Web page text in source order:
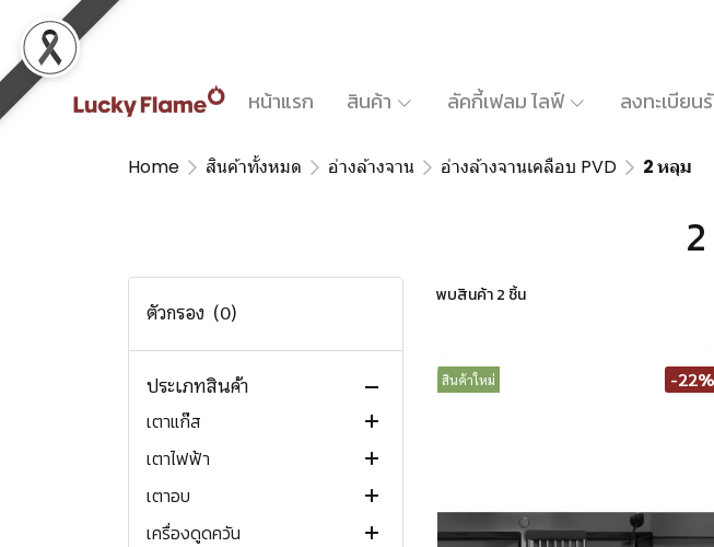
หน้าแรก สินค้า ลัคกี้เฟลม ไลฟ์ ลงทะเบียน
Home สินค้าทั้งหมด อ่างล้างจาน อ่างล้างจานเคลือบ PVD 2 หลุม
ตัวกรอง (0)
ประเภทสินค้า
สินค้าทั้งหมด
สินค้ามาใหม่ New arrivals
สินค้าแนะนำ Recommended
สินค้าขายดี Trending now
เตาแก๊ส
เตาแก๊สตั้งโต๊ะ
เตาแก๊ส 1 หัว
เตาแก๊ส 2 หัว
เตาแก๊สแบบฝัง
เตาแก๊สฝังขนาด 30 ซม.
เตาแก๊สพกพา
เตาไฟฟ้า
เตาแม่เหล็กไฟฟ้า
เตาอินดักชั่นตั้งโต๊ะ
เตาเซรามิคแบบฝัง
เตาอบ
เตาอบแก๊ส
เครื่องดูดควัน
พบสินค้า 2 ชิ้น
สินค้าใหม่ -22%